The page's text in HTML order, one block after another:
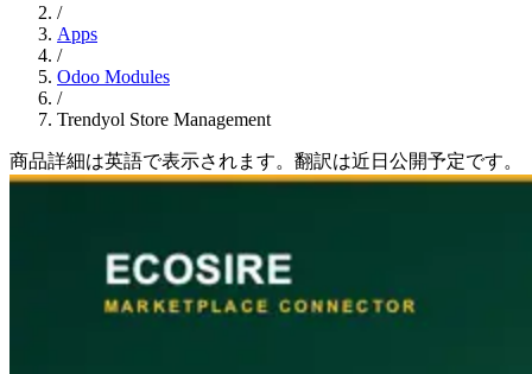
/
Apps
/
Odoo Modules
/
Trendyol Store Management
商品詳細は英語で表示されます。翻訳は近日公開予定です。